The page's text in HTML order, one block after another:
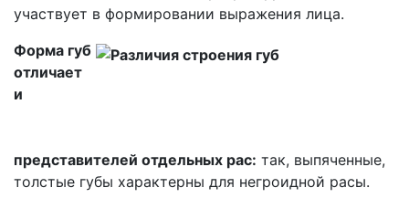
участвует в формировании выражения лица.
Форма губ
отличает
и
представителей отдельных рас: так, выпяченные,
толстые губы характерны для негроидной расы.